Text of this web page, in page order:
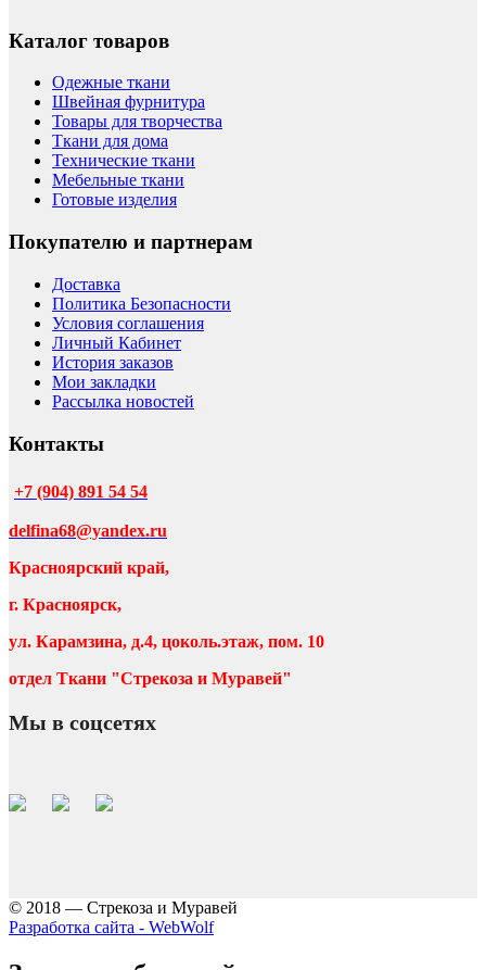
Каталог товаров
Одежные ткани
Швейная фурнитура
Товары для творчества
Ткани для дома
Технические ткани
Мебельные ткани
Готовые изделия
Покупателю и партнерам
Доставка
Политика Безопасности
Условия соглашения
Личный Кабинет
История заказов
Мои закладки
Рассылка новостей
Контакты
+7 (904) 891 54 54
delfina68@yandex.ru
Красноярский край,
г. Красноярск,
ул. Карамзина, д.4, цоколь.этаж, пом. 10
отдел Ткани "Стрекоза и Муравей"
Мы в соцсетях
© 2018 — Стрекоза и Муравей
Разработка сайта - WebWolf